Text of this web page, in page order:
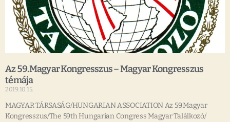
Az 59.Magyar Kongresszus – Magyar Kongresszus
témája
2019.10.15.
MAGYAR TÁRSASÁG/HUNGARIAN ASSOCIATION Az 59.Magyar
Kongresszus/The 59th Hungarian Congress Magyar Találkozó/